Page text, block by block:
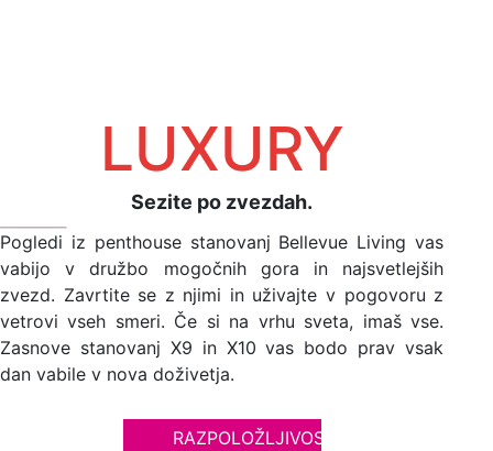
LUXURY
Sezite po zvezdah.
Pogledi iz penthouse stanovanj Bellevue Living vas
vabijo v družbo mogočnih gora in najsvetlejših
zvezd. Zavrtite se z njimi in uživajte v pogovoru z
vetrovi vseh smeri. Če si na vrhu sveta, imaš vse.
Zasnove stanovanj X9 in X10 vas bodo prav vsak
dan vabile v nova doživetja.
RAZPOLOŽLJIVOST